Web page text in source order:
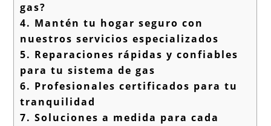
gas?
4. Mantén tu hogar seguro con
nuestros servicios especializados
5. Reparaciones rápidas y confiables
para tu sistema de gas
6. Profesionales certificados para tu
tranquilidad
7. Soluciones a medida para cada